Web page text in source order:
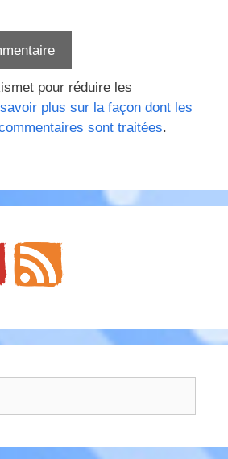
pour réduire les
plus sur la façon dont les
sont traitées.